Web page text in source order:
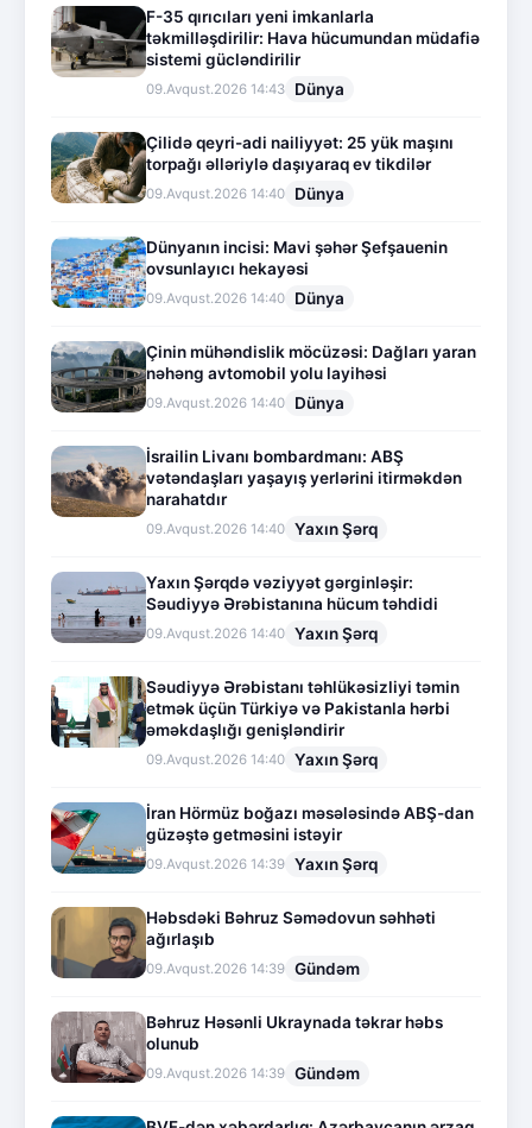
F-35 qırıcıları yeni imkanlarla
təkmilləşdirilir: Hava hücumundan müdafiə
sistemi gücləndirilir
09.Avqust.2026 14:43 Dünya
Çilidə qeyri-adi nailiyyət: 25 yük maşını
torpağı əlləriylə daşıyaraq ev tikdilər
09.Avqust.2026 14:40 Dünya
Dünyanın incisi: Mavi şəhər Şefşauenin
ovsunlayıcı hekayəsi
09.Avqust.2026 14:40 Dünya
Çinin mühəndislik möcüzəsi: Dağları yaran
nəhəng avtomobil yolu layihəsi
09.Avqust.2026 14:40 Dünya
İsrailin Livanı bombardmanı: ABŞ
vətəndaşları yaşayış yerlərini itirməkdən
narahatdır
09.Avqust.2026 14:40 Yaxın Şərq
Yaxın Şərqdə vəziyyət gərginləşir:
Səudiyyə Ərəbistanına hücum təhdidi
09.Avqust.2026 14:40 Yaxın Şərq
Səudiyyə Ərəbistanı təhlükəsizliyi təmin
etmək üçün Türkiyə və Pakistanla hərbi
əməkdaşlığı genişləndirir
09.Avqust.2026 14:40 Yaxın Şərq
İran Hörmüz boğazı məsələsində ABŞ-dan
güzəştə getməsini istəyir
09.Avqust.2026 14:39 Yaxın Şərq
Həbsdəki Bəhruz Səmədovun səhhəti
ağırlaşıb
09.Avqust.2026 14:39 Gündəm
Bəhruz Həsənli Ukraynada təkrar həbs
olunub
09.Avqust.2026 14:39 Gündəm